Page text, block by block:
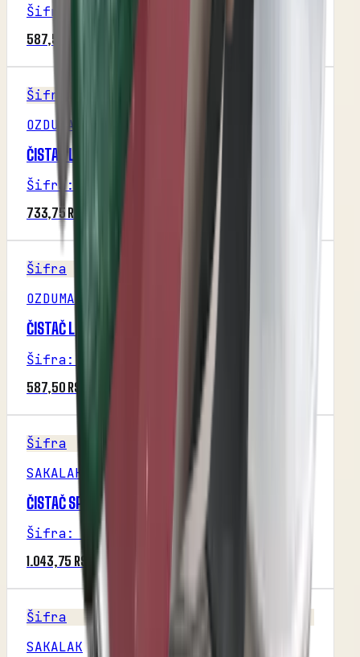
Šifra
587,50 RSD
Šifra
OZDUMAN
ČISTAČ LEVI SPOLJNI (OZDUMAN)
Šifra:
733,75 RSD
Šifra
OZDUMAN
ČISTAČ LEVI UNUTRAŠNJI (OZDUMAN)
Šifra:
587,50 RSD
Šifra
SAKALAK
ČISTAČ SPOLJNI (SAKALAK)
Šifra: M1P30R3
1.043,75 RSD
Šifra
SAKALAK